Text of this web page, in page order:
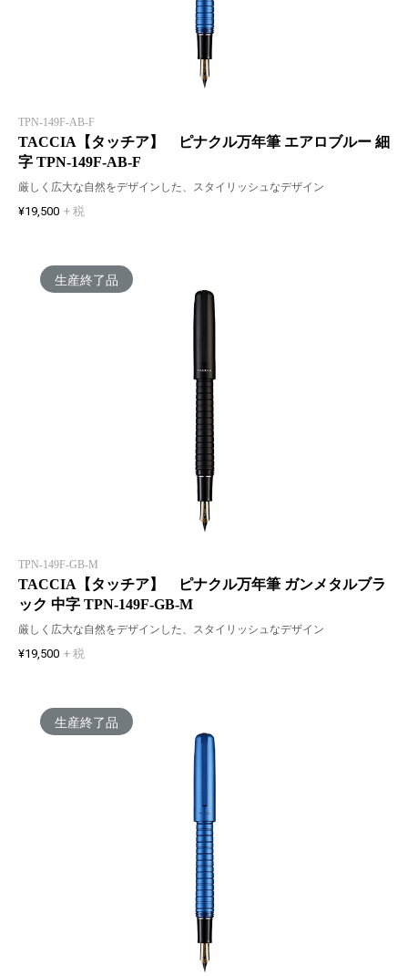
TPN-149F-AB-F
TACCIA【タッチア】 ピナクル万年筆 エアロブルー 細
字 TPN-149F-AB-F
厳しく広大な自然をデザインした、スタイリッシュなデザイン
¥19,500 + 税
生産終了品
TPN-149F-GB-M
TACCIA【タッチア】 ピナクル万年筆 ガンメタルブラ
ック 中字 TPN-149F-GB-M
厳しく広大な自然をデザインした、スタイリッシュなデザイン
¥19,500 + 税
生産終了品